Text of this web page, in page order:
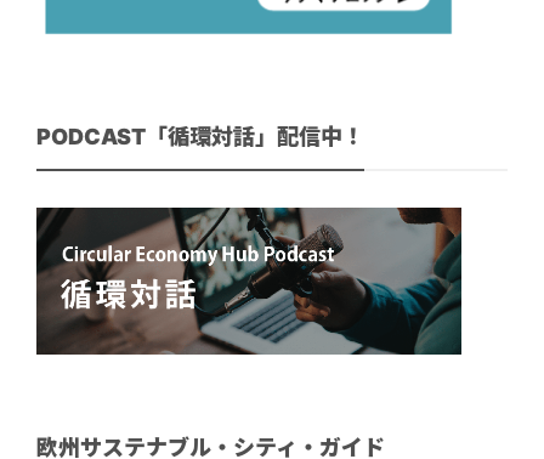
PODCAST「循環対話」配信中！
欧州サステナブル・シティ・ガイド